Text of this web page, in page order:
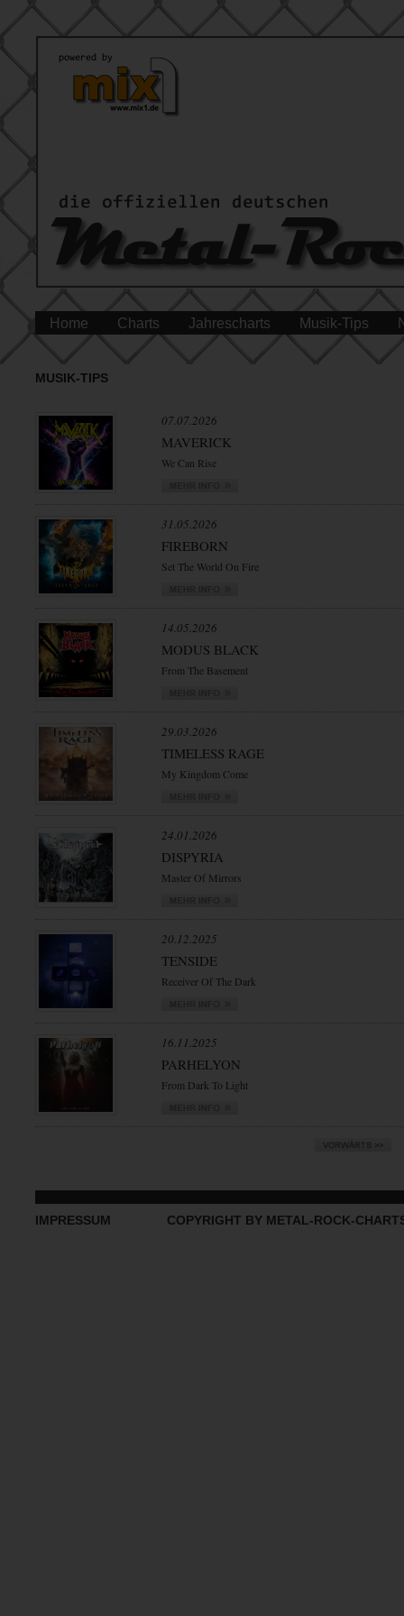
Home Charts Jahrescharts Musik-Tips
MUSIK-TIPS
07.07.2026
MAVERICK
We Can Rise
31.05.2026
FIREBORN
Set The World On Fire
14.05.2026
MODUS BLACK
From The Basement
29.03.2026
TIMELESS RAGE
My Kingdom Come
24.01.2026
DISPYRIA
Master Of Mirrors
20.12.2025
TENSIDE
Receiver Of The Dark
16.11.2025
PARHELYON
From Dark To Light
IMPRESSUM COPYRIGHT BY METAL-ROCK-